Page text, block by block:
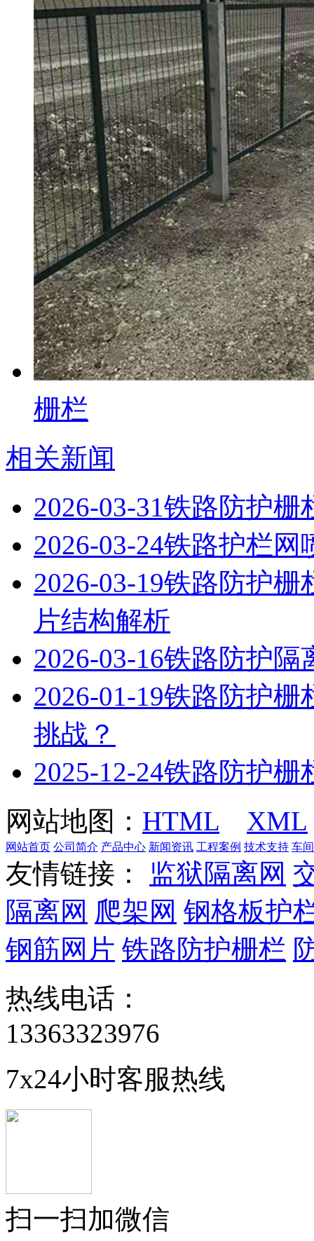
栅栏
相关新闻
2026-03-31铁路防护栅
2026-03-24铁路护栏网
2026-03-19铁路防护栅
片结构解析
2026-03-16铁路防护隔
2026-01-19铁路防护栅
挑战？
2025-12-24铁路防护栅
网站地图： HTML XML
网站首页 公司简介 产品中心 新闻资讯 工程案例 技术支持 车
友情链接： 监狱隔离网
隔离网 爬架网 钢格板护
钢筋网片 铁路防护栅栏
热线电话：
13363323976
7x24小时客服热线
扫一扫加微信